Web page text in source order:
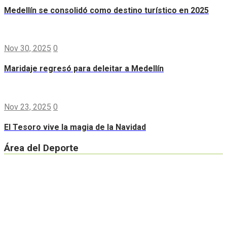
Medellín se consolidó como destino turístico en 2025
Nov 30, 2025 0
Maridaje regresó para deleitar a Medellín
Nov 23, 2025 0
El Tesoro vive la magia de la Navidad
Área del Deporte